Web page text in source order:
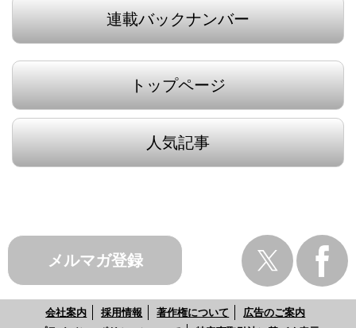
連載バックナンバー
トップページ
人気記事
メルマガ登録
会社案内 採用情報 著作権について
広告のご案内